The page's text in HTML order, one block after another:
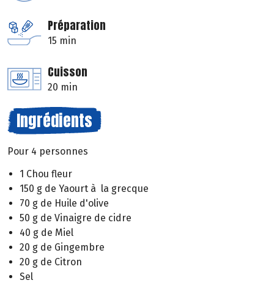
Préparation
15 min
Cuisson
20 min
Ingrédients
Pour 4 personnes
1 Chou fleur
150 g de Yaourt à la grecque
70 g de Huile d'olive
50 g de Vinaigre de cidre
40 g de Miel
20 g de Gingembre
20 g de Citron
Sel